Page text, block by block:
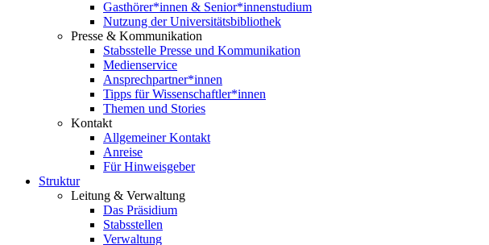
Gasthörer*innen & Senior*innenstudium
Nutzung der Universitätsbibliothek
Presse & Kommunikation
Stabsstelle Presse und Kommunikation
Medienservice
Ansprechpartner*innen
Tipps für Wissenschaftler*innen
Themen und Stories
Kontakt
Allgemeiner Kontakt
Anreise
Für Hinweisgeber
Struktur
Leitung & Verwaltung
Das Präsidium
Stabsstellen
Verwaltung